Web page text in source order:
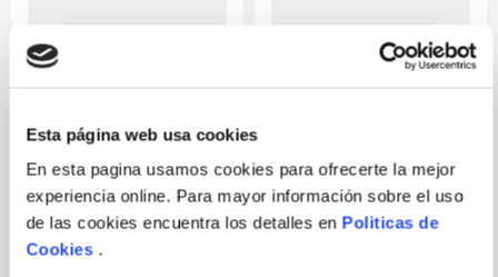
Esta página web usa cookies
En esta pagina usamos cookies para ofrecerte la mejor
experiencia online. Para mayor información sobre el uso
de las cookies encuentra los detalles en Politicas de
Cookies.
Escribir comentario
DESCUBRIENDO A MIRANDA COLMILLO BLANCO